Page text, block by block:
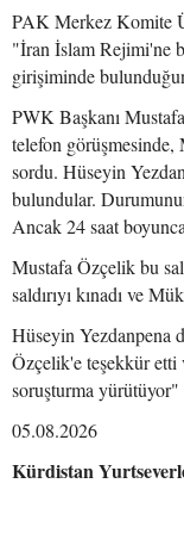
PAK Merkez Komite
"İran İslam Rejimi'ne
girişiminde
PWK Başkanı
telefon görüşmesinde,
sordu. Hüseyin
bulundular.
Ancak 24 saat
Mustafa Özçelik bu
saldırıyı kınadı ve
Hüseyin Yezdanpena
Özçelik'e teşekkür
soruşturma
05.08.2026
Kürdistan